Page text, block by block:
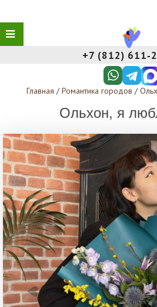
+7 (812)
Главная / Романтика городов /
Ольхон, я